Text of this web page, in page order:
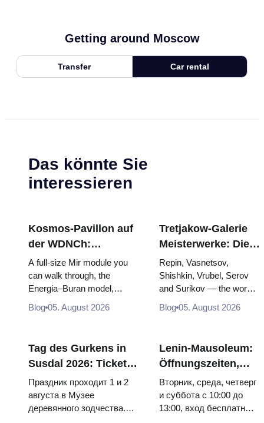
Getting around Moscow
Transfer Car rental
Das könnte Sie
interessieren
Kosmos-Pavillon auf
der WDNCh:
Russlands größte
Raumfahrtausstellung
von innen
A full-size Mir module you
can walk through, the
Energia–Buran model,
and 120 pieces of flight...
Blog 05. August 2026
Tretjakow-Galerie
Meisterwerke: Die
Gemälde, wegen
derer sich die Reise
lohnt
Repin, Vasnetsov,
Shishkin, Vrubel, Serov
and Surikov — the works
they hang, and why
Blog 05. August 2026
Tag des Gurkens in
Susdal 2026: Tickets,
Termine und wie man
von Moskau aus
anreist
Праздник проходит 1 и 2
августа в Музее
деревянного зодчества.
Lenin-Mausoleum:
Öffnungszeiten,
Eintritt und die
Hauptverwechslung
mit dem Kreml
Вторник, среда, четверг
и суббота с 10:00 до
13:00, вход бесплатный.